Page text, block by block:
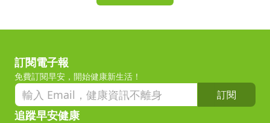
訂閱電子報
免費訂閱早安，開始健康新生活！
訂閱
追蹤早安健康